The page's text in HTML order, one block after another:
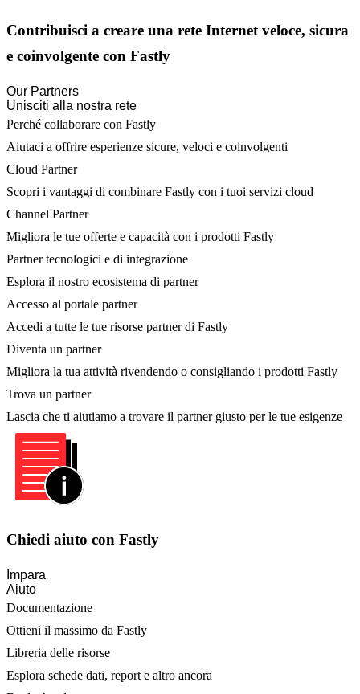
Contribuisci a creare una rete Internet veloce, sicura
e coinvolgente con Fastly
Our Partners
Unisciti alla nostra rete
Perché collaborare con Fastly
Aiutaci a offrire esperienze sicure, veloci e coinvolgenti
Cloud Partner
Scopri i vantaggi di combinare Fastly con i tuoi servizi cloud
Channel Partner
Migliora le tue offerte e capacità con i prodotti Fastly
Partner tecnologici e di integrazione
Esplora il nostro ecosistema di partner
Accesso al portale partner
Accedi a tutte le tue risorse partner di Fastly
Diventa un partner
Migliora la tua attività rivendendo o consigliando i prodotti Fastly
Trova un partner
Lascia che ti aiutiamo a trovare il partner giusto per le tue esigenze
Chiedi aiuto con Fastly
Impara
Aiuto
Documentazione
Ottieni il massimo da Fastly
Libreria delle risorse
Esplora schede dati, report e altro ancora